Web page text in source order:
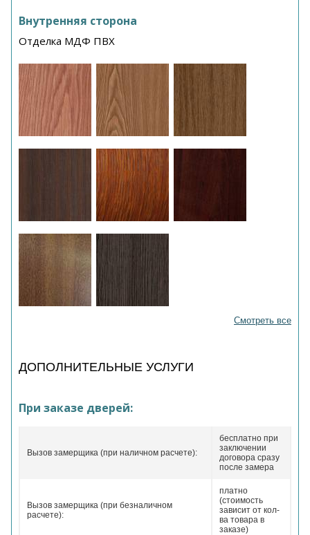
Внутренняя сторона
Отделка МДФ ПВХ
Смотреть все
ДОПОЛНИТЕЛЬНЫЕ УСЛУГИ
При заказе дверей:
Вызов замерщика (при наличном расчете):
бесплатно при
заключении
договора сразу
после замера
Вызов замерщика (при безналичном
расчете):
платно
(стоимость
зависит от кол-
ва товара в
заказе)